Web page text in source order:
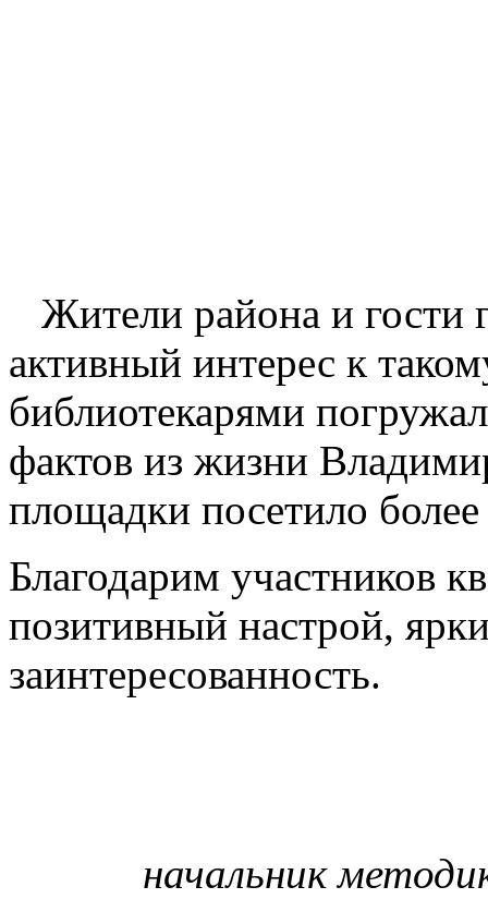
Жители района и гости
активный интерес к
библиотекарями
фактов из жизни
площадки посетило
Благодарим участников
позитивный настрой,
заинтересованность.
начальник